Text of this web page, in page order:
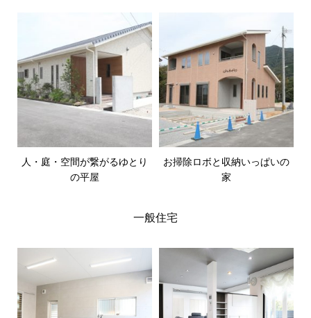
人・庭・空間が繋がるゆとり
の平屋
お掃除ロボと収納いっぱいの
家
一般住宅